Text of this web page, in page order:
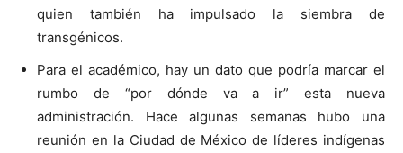
quien también ha impulsado la siembra de
transgénicos.
Para el académico, hay un dato que podría marcar el
rumbo de “por dónde va a ir” esta nueva
administración. Hace algunas semanas hubo una
reunión en la Ciudad de México de líderes indígenas